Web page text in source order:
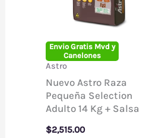
Envio Gratis Mvd y
Canelones
Astro
Nuevo Astro Raza
Pequeña Selection
Adulto 14 Kg + Salsa
$2,515.00